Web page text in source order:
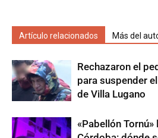
Artículo relacionados Más del
Rechazaron el
para suspender
de Villa Lugano
«Pabellón Tornú»